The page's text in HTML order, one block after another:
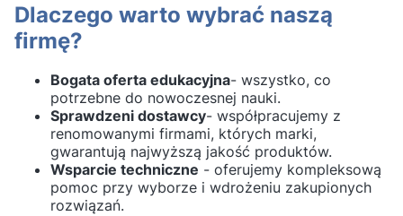
Dlaczego warto wybrać naszą
firmę?
Bogata oferta edukacyjna- wszystko, co
potrzebne do nowoczesnej nauki.
Sprawdzeni dostawcy- współpracujemy z
renomowanymi firmami, których marki,
gwarantują najwyższą jakość produktów.
Wsparcie techniczne - oferujemy kompleksową
pomoc przy wyborze i wdrożeniu zakupionych
rozwiązań.